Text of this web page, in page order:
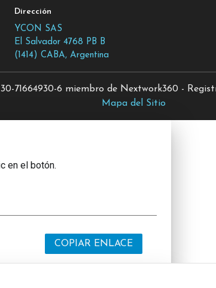
Dirección
YCON SAS
El Salvador 4768 PB B
(1414) CABA, Argentina
71664930-6 miembro de Nextwork360 -
Mapa del Sitio
en el botón.
COPIAR ENLACE